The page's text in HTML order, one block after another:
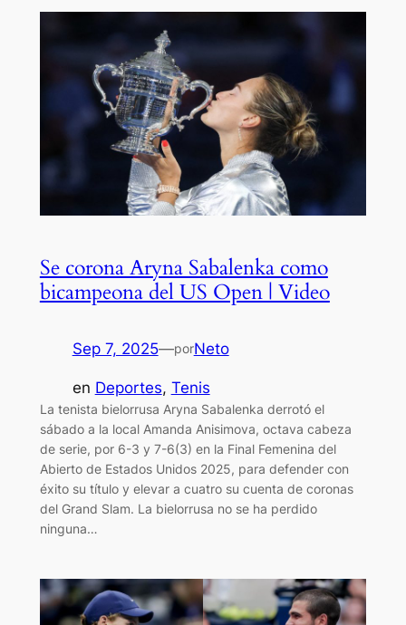
Se corona Aryna Sabalenka como
bicampeona del US Open | Video
Sep 7, 2025—porNeto
en Deportes, Tenis
La tenista bielorrusa Aryna Sabalenka derrotó el
sábado a la local Amanda Anisimova, octava cabeza
de serie, por 6-3 y 7-6(3) en la Final Femenina del
Abierto de Estados Unidos 2025, para defender con
éxito su título y elevar a cuatro su cuenta de coronas
del Grand Slam. La bielorrusa no se ha perdido
ninguna…